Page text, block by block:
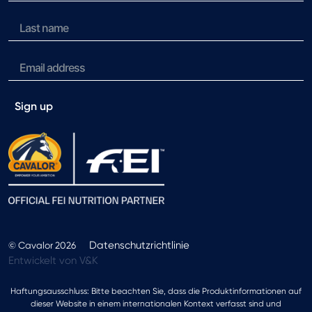
Sign up
© Cavalor 2026
Datenschutzrichtlinie
Entwickelt von V&K
Haftungsausschluss: Bitte beachten Sie, dass die Produktinformationen auf
dieser Website in einem internationalen Kontext verfasst sind und